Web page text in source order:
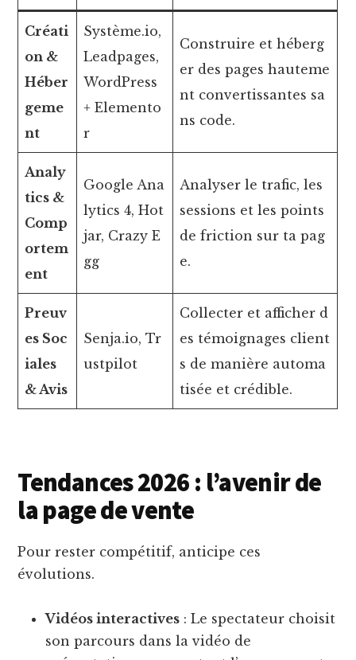
Créati
on &
Héber
geme
nt
Système.io,
Leadpages,
WordPress
+ Elemento
r
Construire et héberg
er des pages hauteme
nt convertissantes sa
ns code.
Analy
tics &
Comp
ortem
ent
Google Ana
lytics 4, Hot
jar, Crazy E
gg
Analyser le trafic, les
sessions et les points
de friction sur ta pag
e.
Preuv
es Soc
iales
& Avis
Senja.io, Tr
ustpilot
Collecter et afficher d
es témoignages client
s de manière automa
tisée et crédible.
Tendances 2026 : l’avenir de
la page de vente
Pour rester compétitif, anticipe ces
évolutions.
Vidéos interactives : Le spectateur choisit
son parcours dans la vidéo de